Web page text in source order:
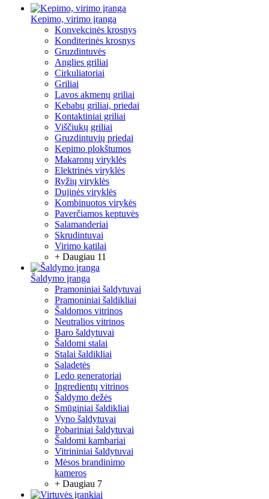
Kepimo, virimo įranga
Konvekcinės krosnys
Konditerinės krosnys
Gruzdintuvės
Anglies griliai
Cirkuliatoriai
Griliai
Lavos akmenų griliai
Kebabų griliai, priedai
Kontaktiniai griliai
Viščiukų griliai
Gruzdintuvių priedai
Kepimo plokštumos
Makaronų viryklės
Elektrinės viryklės
Ryžių viryklės
Dujinės viryklės
Kombinuotos virykės
Paverčiamos keptuvės
Salamanderiai
Skrudintuvai
Virimo katilai
+ Daugiau 11
Šaldymo įranga
Pramoniniai šaldytuvai
Pramoniniai šaldikliai
Šaldomos vitrinos
Neutralios vitrinos
Baro šaldytuvai
Šaldomi stalai
Stalai šaldikliai
Saladetės
Ledo generatoriai
Ingredientų vitrinos
Šaldymo dežės
Smūginiai šaldikliai
Vyno šaldytuvai
Pobariniai šaldytuvai
Šaldomi kambariai
Vitrininiai šaldytuvai
Mėsos brandinimo
kameros
+ Daugiau 7